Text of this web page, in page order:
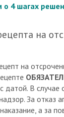
4 шагах
на
на
датой. В случае
За отказ
а за